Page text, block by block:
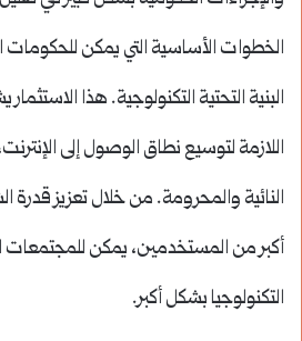
الخطوات الأساسية التي يمكن للحكومات
البنية التحتية التكنولوجية. هذا
اللازمة لتوسيع نطاق الوصول إلى
النائية والمحرومة. من خلال تعزيز
أكبر من المستخدمين، يمكن للمجتمعات
التكنولوجيا بشكل أكبر.